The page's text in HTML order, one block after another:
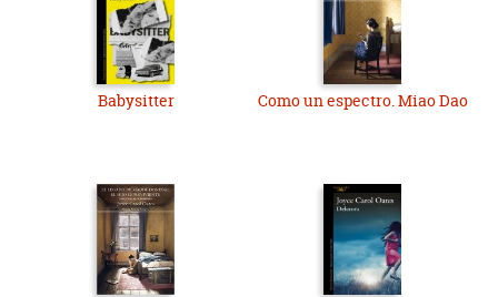
Babysitter Como un espectro. Miao Dao